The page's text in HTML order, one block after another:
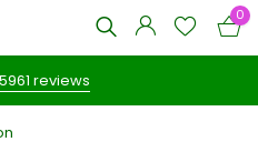
0
5961 reviews